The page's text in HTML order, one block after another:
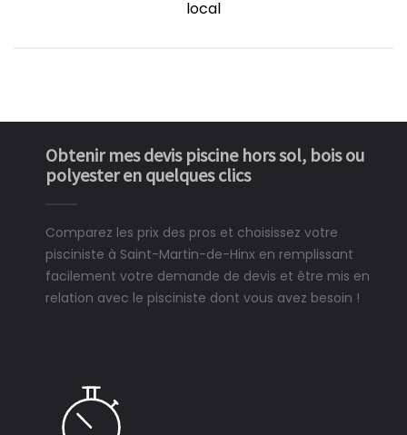
local
Obtenir mes devis piscine hors sol, bois ou
polyester en quelques clics
Comparez les prix des pros et choisissez votre
pisciniste à Saint-Martin-de-Hinx en remplissant
facilement votre demande de devis et être mis en
relation avec le pisciniste dont vous avez besoin !